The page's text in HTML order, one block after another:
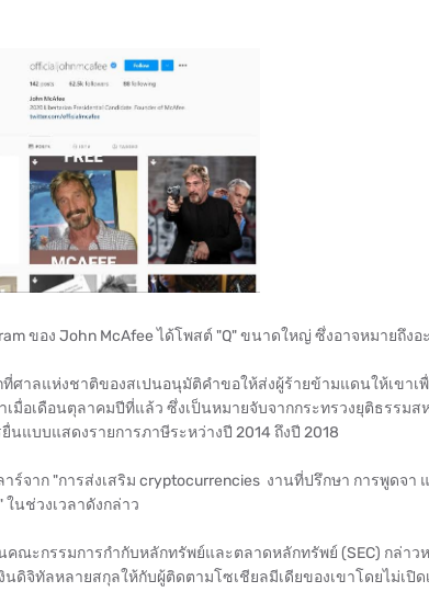
ของ John McAfee ได้โพสต์ "Q" ขนาดใหญ่ ซึ่งอาจหมายถึงอ
ศาลแห่งชาติของสเปนอนุมัติคำขอให้ส่งผู้ร้ายข้ามแดนให้เขาเ
มื่อเดือนตุลาคมปีที่แล้ว ซึ่งเป็นหมายจับจากกระทรวงยุติธรรมส
นแบบแสดงรายการภาษีระหว่างปี 2014 ถึงปี 2018
ร์จาก "การส่งเสริม cryptocurrencies งานที่ปรึกษา การพูดจา
นช่วงเวลาดังกล่าว
คณะกรรมการกำกับหลักทรัพย์และตลาดหลักทรัพย์ (SEC) กล่าว
ดิจิทัลหลายสกุลให้กับผู้ติดตามโซเชียลมีเดียของเขาโดยไม่เปิด